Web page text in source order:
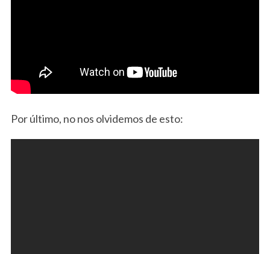
Por último, no nos olvidemos de esto: